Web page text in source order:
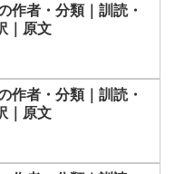
作者・分類｜訓読・
｜原文
作者・分類｜訓読・
｜原文